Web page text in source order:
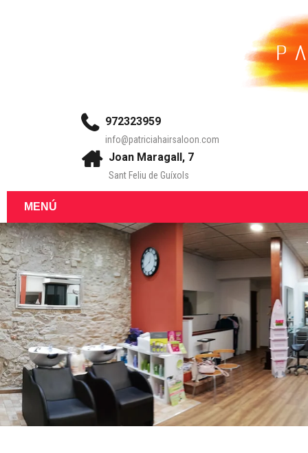
972323959
info@patriciahairsaloon.com
Joan Maragall, 7
Sant Feliu de Guíxols
MENÚ